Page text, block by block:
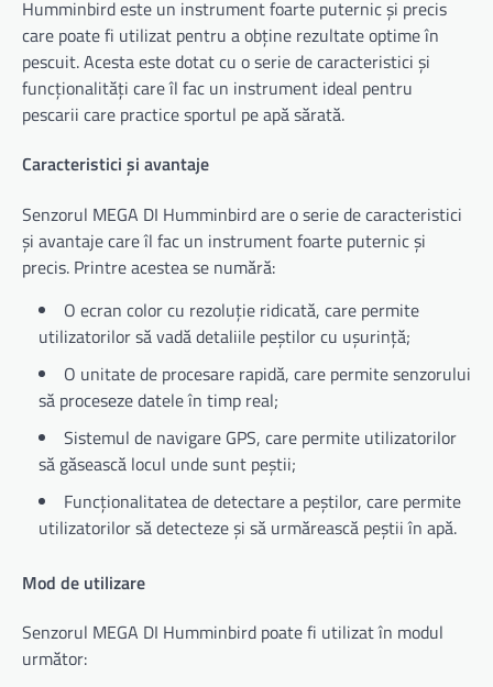
Humminbird este un instrument foarte puternic și precis
care poate fi utilizat pentru a obține rezultate optime în
pescuit. Acesta este dotat cu o serie de caracteristici și
funcționalități care îl fac un instrument ideal pentru
pescarii care practice sportul pe apă sărată.
Caracteristici și avantaje
Senzorul MEGA DI Humminbird are o serie de caracteristici
și avantaje care îl fac un instrument foarte puternic și
precis. Printre acestea se numără:
O ecran color cu rezoluție ridicată, care permite
utilizatorilor să vadă detaliile peștilor cu ușurință;
O unitate de procesare rapidă, care permite senzorului
să proceseze datele în timp real;
Sistemul de navigare GPS, care permite utilizatorilor
să găsească locul unde sunt peștii;
Funcționalitatea de detectare a peștilor, care permite
utilizatorilor să detecteze și să urmărească peștii în apă.
Mod de utilizare
Senzorul MEGA DI Humminbird poate fi utilizat în modul
următor: